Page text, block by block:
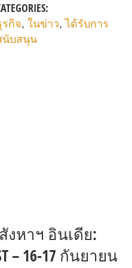
รกิจ, ในข่าว, ได้รับการ
นับสนุน
งหาฯ อินเดีย:
– 16-17 กันยายน